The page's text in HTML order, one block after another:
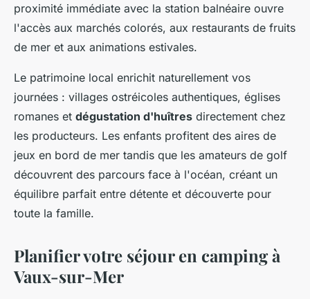
proximité immédiate avec la station balnéaire ouvre
l'accès aux marchés colorés, aux restaurants de fruits
de mer et aux animations estivales.
Le patrimoine local enrichit naturellement vos
journées : villages ostréicoles authentiques, églises
romanes et dégustation d'huîtres directement chez
les producteurs. Les enfants profitent des aires de
jeux en bord de mer tandis que les amateurs de golf
découvrent des parcours face à l'océan, créant un
équilibre parfait entre détente et découverte pour
toute la famille.
Planifier votre séjour en camping à
Vaux-sur-Mer